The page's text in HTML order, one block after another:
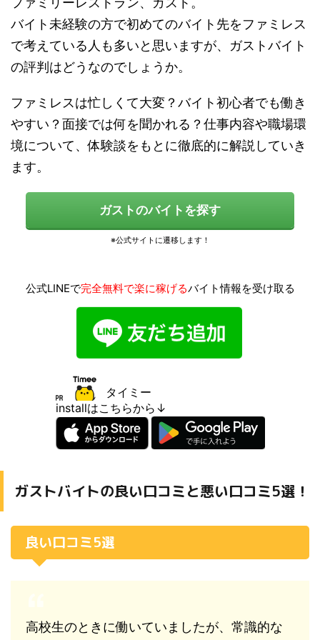
バイト未経験の方で初めてのバイト先をファミレス
で考えている人も多いと思いますが、ガストバイト
の評判はどうなのでしょうか。
ファミレスは忙しくて大変？バイト初心者でも働き
やすい？面接では何を聞かれる？仕事内容や職場環
境について、体験談をもとに徹底的に解説していき
ます。
ガストのバイトを探す
公式LINEで完全無料で楽に稼げるバイト情報を受け取る
タイミー
installはこちらから↓
ガストバイトの良い口コミと悪い口コミ5選！
良い口コミ5選
高校生のときに働いていましたが、常識的な